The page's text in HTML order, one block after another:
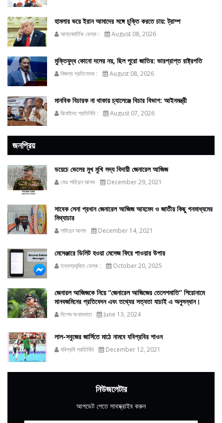
হামলার ভয়ে ইরান আমাদের সঙ্গে চুক্তি করতে চায়: ট্রাম্প
আন্তজার্তিক ডেস্ক : August 08, 2026
মুক্তিযুদ্ধ কোনো দলের নয়, ছিল পুরো জাতির: ভারপ্রাপ্ত রাষ্ট্রপতি
নিজস্ব প্রতিবেদক : August 08, 2026
মানবিক বিচারক না থাকায় চ্যালেঞ্জে বিচার বিভাগ: আইনমন্ত্রী
ঝিনাইদহ প্রতিনিধি : August 07, 2026
জনপ্রিয়
ডয়েচে ভেলের মুখ মুখি সদ্য বিদায়ী জেনারেল আজিজ
মোঃ শাহিদুন আলম December 29, 2021
সাবেক সেনা প্রধান জেনারেল আজিজ আহমেদ ও জাতীয় কিছু গনমাধ্যমের
মিথ্যাচার
শাহিদুন আলম December 14, 2021
মেসেঞ্জারে ডিলিট হওয়া মেসেজ ফিরে পাওয়ার উপায়
তথ্যপ্রযুক্তি ডেস্ক : October 20, 2025
জেনারল আজিজকে নিয়ে “জেনারেল আজিজের তেলেশমাতি” শিরোনামে
মানবজমিনের প্রতিবেদন এবং তথ্যের সত্যতা যাচাই এ অনুসন্ধান।
বিশেষ সংবাদদাতা June 13, 2024
লাল-সবুজের জার্সিতে মাঠে নামবে যবিপ্রবির শাওন
যবিপ্রবি প্রতিনিধি December 12, 2021
নিউজলেটার
আপডেট পেতে সাবস্ক্রাইব করুন